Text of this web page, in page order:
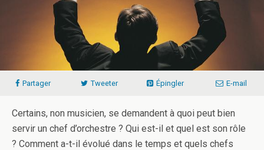
Partager Tweeter Épingler E-mail
Certains, non musicien, se demandent à quoi peut bien
servir un chef d’orchestre ? Qui est-il et quel est son rôle
? Comment a-t-il évolué dans le temps et quels chefs